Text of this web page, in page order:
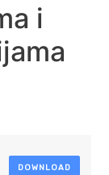
i
DOWNLOAD